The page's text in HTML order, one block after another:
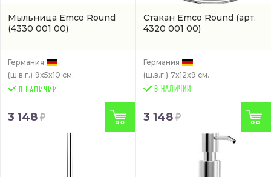
Мыльница Emco Round
(4330 001 00)
Германия
(ш.в.г.) 9x5x10 см.
3 148
Стакан Emco Round (арт.
4320 001 00)
Германия
(ш.в.г.) 7x12x9 см.
В НАЛИЧИИ
3 148